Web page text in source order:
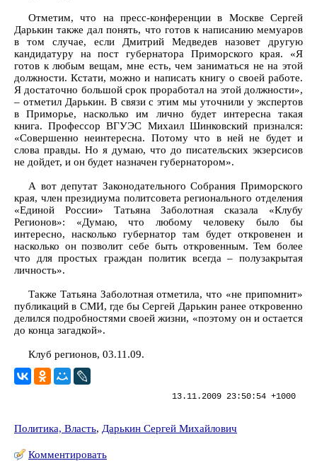
Отметим, что на пресс-конференции в Москве Сергей
Дарькин также дал понять, что готов к написанию мемуаров
в том случае, если Дмитрий Медведев назовет другую
кандидатуру на пост губернатора Приморского края. «Я
готов к любым вещам, мне есть, чем заниматься не на этой
должности. Кстати, можно и написать книгу о своей работе.
Я достаточно большой срок проработал на этой должности»,
– отметил Дарькин. В связи с этим мы уточнили у экспертов
в Приморье, насколько им лично будет интересна такая
книга. Профессор ВГУЭС Михаил Шинковский признался:
«Совершенно неинтересна. Потому что в ней не будет и
слова правды. Но я думаю, что до писательских экзерсисов
не дойдет, и он будет назначен губернатором».
А вот депутат Законодательного Собрания Приморского
края, член президиума политсовета регионального отделения
«Единой России» Татьяна Заболотная сказала «Клубу
Регионов»: «Думаю, что любому человеку было бы
интересно, насколько губернатор там будет откровенен и
насколько он позволит себе быть откровенным. Тем более
что для простых граждан политик всегда – полузакрытая
личность».
Также Татьяна Заболотная отметила, что «не припомнит»
публикаций в СМИ, где бы Сергей Дарькин ранее откровенно
делился подробностями своей жизни, «поэтому он и остается
до конца загадкой».
Клуб регионов, 03.11.09.
13.11.2009 23:50:54 +1000
Политика, Власть, Дарькин Сергей Михайлович
Комментировать